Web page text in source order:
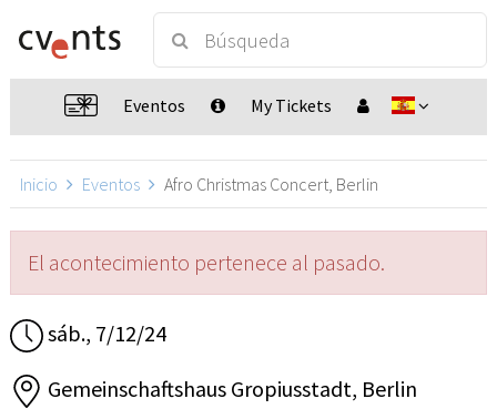
Eventos My Tickets
Inicio Eventos Afro Christmas Concert, Berlin
El acontecimiento pertenece al pasado.
sáb., 7/12/24
Gemeinschaftshaus Gropiusstadt, Berlin